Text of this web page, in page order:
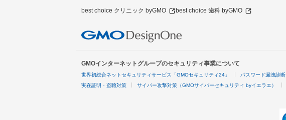
best choice クリニック byGMO best choice 歯科 byGMO
GMOインターネットグループのセキュリティ事業について
世界初総合ネットセキュリティサービス「GMOセキュリティ24」 パスワード漏洩診断
実在証明・盗聴対策 サイバー攻撃対策（GMOサイバーセキュリティ byイエラエ）